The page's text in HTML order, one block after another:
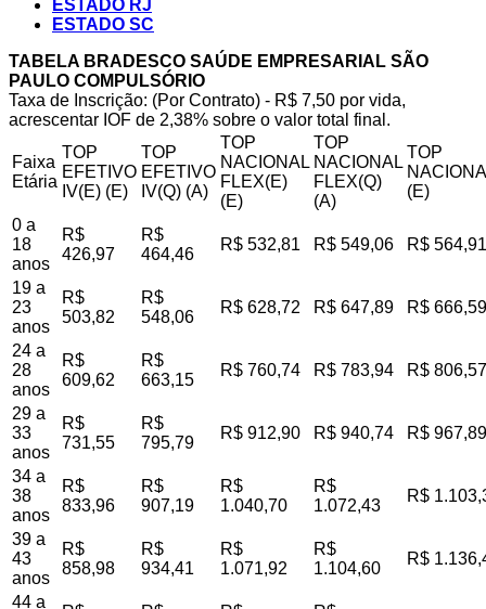
ESTADO RJ
ESTADO SC
TABELA BRADESCO SAÚDE EMPRESARIAL SÃO
PAULO COMPULSÓRIO
Taxa de Inscrição: (Por Contrato) - R$ 7,50 por vida,
acrescentar IOF de 2,38% sobre o valor total final.
Faixa
Etária
TOP
EFETIVO
IV(E) (E)
TOP
EFETIVO
IV(Q) (A)
TOP
NACIONAL
FLEX(E)
(E)
TOP
NACIONAL
FLEX(Q)
(A)
TOP
(E)
0 a
18
anos
R$
426,97
R$
464,46
R$ 532,81 R$ 549,06 R$ 564,91
19 a
23
anos
R$
503,82
R$
548,06
R$ 628,72 R$ 647,89 R$ 666,59
24 a
28
anos
R$
609,62
R$
663,15
R$ 760,74 R$ 783,94 R$ 806,57
29 a
33
anos
R$
731,55
R$
795,79
R$ 912,90 R$ 940,74 R$ 967,89
34 a
38
anos
R$
833,96
R$
907,19
R$
1.040,70
R$
1.072,43
R$
39 a
43
anos
R$
858,98
R$
934,41
R$
1.071,92
R$
1.104,60
R$
44 a